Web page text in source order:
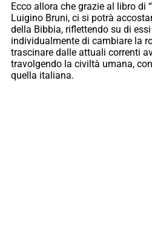
Ecco allora che grazie al libro di “
Luigino Bruni, ci si potrà
della Bibbia, riflettendo su di
individualmente di cambiare la
trascinare dalle attuali correnti
travolgendo la civiltà umana,
quella